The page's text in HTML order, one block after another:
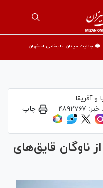
🟡 جنایت میدان علیخانی اصفهان
و آفریقا
خبر: ۴۸۹۲۷۶۷ چاپ
ناوگان قایق‌های